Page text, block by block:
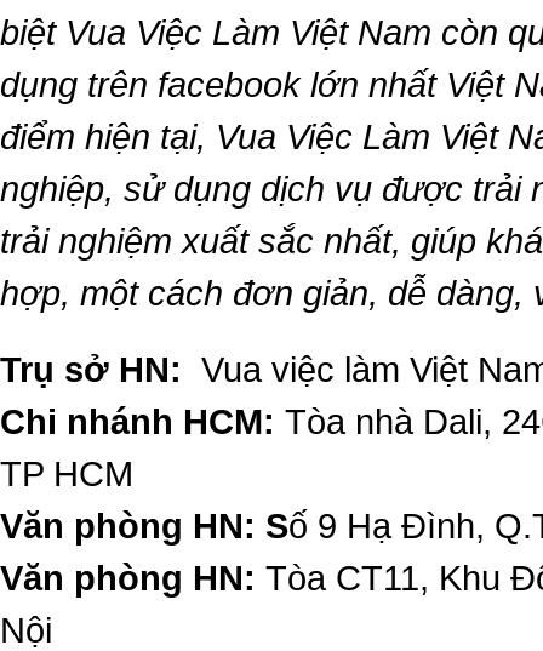
biệt Vua Việc Làm Việt Nam còn
dụng trên facebook lớn nhất Việt
điểm hiện tại, Vua Việc Làm Việt
nghiệp, sử dụng dịch vụ được trải
trải nghiệm xuất sắc nhất, giúp
hợp, một cách đơn giản, dễ dàng,
Trụ sở HN: Vua việc làm Việt
Chi nhánh HCM: Tòa nhà Dali,
TP HCM
Văn phòng HN: Số 9 Hạ Đình,
Văn phòng HN: Tòa CT11, Khu
Nội